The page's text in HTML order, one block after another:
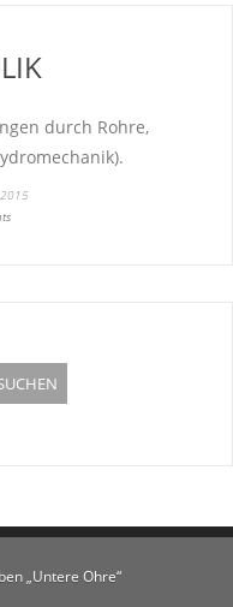
durch Rohre,
„Untere Ohre“